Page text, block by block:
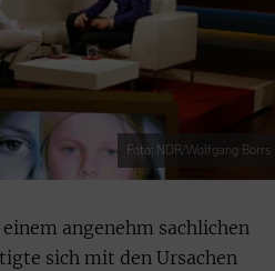
Foto: NDR/Wolfgang Borrs
angenehm sachlichen
sich mit den Ursachen